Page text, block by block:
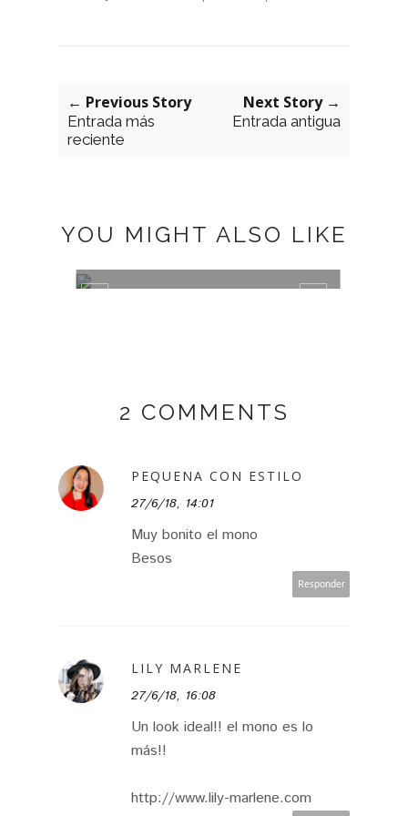
← Previous Story
Entrada más
reciente
Next Story →
Entrada antigua
YOU MIGHT ALSO LIKE
2 COMMENTS
PEQUENA CON ESTILO
27/6/18, 14:01
Muy bonito el mono
Besos
Responder
LILY MARLENE
27/6/18, 16:08
Un look ideal!! el mono es lo
más!!
http://www.lily-marlene.com